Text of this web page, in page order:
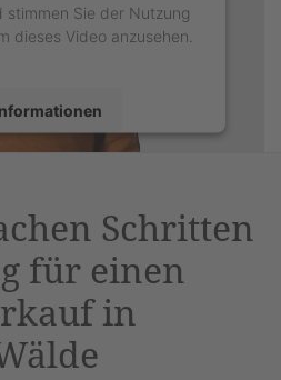
stimmen Sie der Nutzung
dieses Video anzusehen.
Platform&eRecht24
Schritten
für einen
in